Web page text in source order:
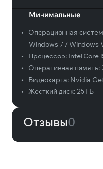
Минимальные
• Операционная
Windows 7 / Windows
•
Процессор: Intel Core
•
Оперативная память:
•
Видеокарта: Nvidia
•
Жесткий диск:25 ГБ
Отзывы0